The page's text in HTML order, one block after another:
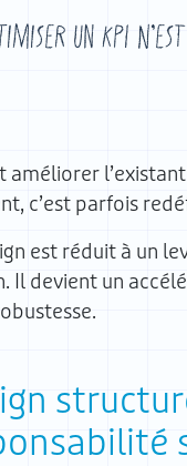
un KPI
améliorer
c’est parfois
est réduit à un
Il devient un